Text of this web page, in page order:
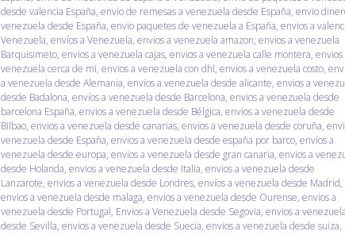
desde valencia España, envio de remesas a venezuela desde España, envio
venezuela desde España, envio paquetes de venezuela a España, envios a
Venezuela, envíos a Venezuela, envios a venezuela amazon, envios a venezuela
Barquisimeto, envios a venezuela cajas, envios a venezuela calle montera, envios
venezuela cerca de mi, envios a venezuela con dhl, envios a venezuela costo,
a venezuela desde Alemania, envios a venezuela desde alicante, envios a
desde Badalona, envíos a venezuela desde Barcelona, envios a venezuela desde
barcelona España, envios a venezuela desde Bélgica, envios a venezuela desde
Bilbao, envios a venezuela desde canarias, envios a venezuela desde coruña,
venezuela desde España, envios a venezuela desde españa por barco, envios a
venezuela desde europa, envios a venezuela desde gran canaria, envios a
desde Holanda, envios a venezuela desde Italia, envios a venezuela desde
Lanzarote, envios a venezuela desde Londres, envíos a venezuela desde Madrid,
envios a venezuela desde malaga, envios a venezuela desde Ourense, envios a
venezuela desde Portugal, Envios a Venezuela desde Segovia, envios a venezuela
desde Sevilla, envios a venezuela desde Suecia, envios a venezuela desde suiza,